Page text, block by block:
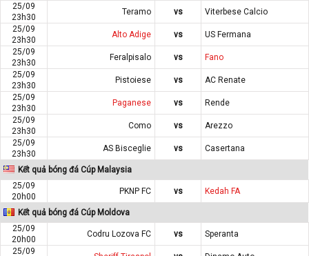
25/09
23h30
Teramo vs
Viterbese Calcio
25/09
23h30
Alto Adige vs
US Fermana
25/09
23h30
Feralpisalo vs
Fano
25/09
23h30
Pistoiese vs
AC Renate
25/09
23h30
Paganese vs
Rende
25/09
23h30
Como vs
Arezzo
25/09
23h30
AS Bisceglie vs Casertana
Kết quả bóng đá Cúp Malaysia
25/09
20h00
PKNP FC vs Kedah FA
Kết quả bóng đá Cúp Moldova
25/09
20h00
Codru Lozova FC vs
Speranta
25/09